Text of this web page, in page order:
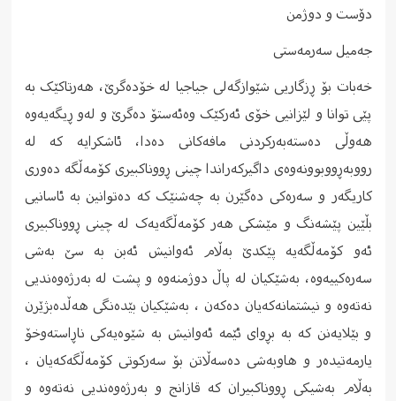
دۆست و دوژمن
جەمیل سەرمەستی
خەبات بۆ ڕزگاریی شێوازگەلی جیاجیا لە خۆدەگرێ، هەرتاکێک بە
پێی توانا و لێزانیی خۆی ئەرکێک وەئەستۆ دەگرێ و لەو ڕیگەیەوە
هەوڵی دەستەبەرکردنی مافەکانی دەدا، ئاشکرایە کە لە
رووبەڕووبوونەوەی داگیرکەراندا چینی ڕووناکبیری کۆمەڵگە دەوری
کاریگەر و سەرەکی دەگێرن بە چەشنێک کە دەتوانین بە ئاسانیی
بڵێین پێشەنگ و مێشکی هەر کۆمەڵگەیەک لە چینی ڕووناکبیری
ئەو کۆمەڵگەیە پێکدێ بەڵام ئەوانیش ئەبن بە سێ بەشی
سەرەکییەوە، بەشێکیان لە پاڵ دوژمنەوە و پشت لە بەرژەوەندیی
نەتەوە و نیشتمانەکەیان دەکەن ، بەشێکیان بێدەنگی هەڵدەبژێرن
و بێلایەنن کە بە بڕوای ئێمە ئەوانیش بە شێوەیەکی ناڕاستەوخۆ
یارمەتیدەر و هاوبەشی دەسەڵاتن بۆ سەرکوتی کۆمەڵگەکەیان ،
بەڵام بەشیکی ڕووناکبیران کە قازانج و بەرژەوەندیی نەتەوە و